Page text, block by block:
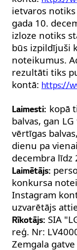
ietvaros
gada 10.
izloze notiks
būs izpildījuši
noteikumus.
rezultāti tiks
kontā: https://
Laimesti: kopā
balvas, gan
vērtīgas
dienu pa
decembra līdz
Laimētājs:
konkursa
Instagram
uzvarētājs
Rīkotājs: SIA
reģ. Nr:
Zemgala